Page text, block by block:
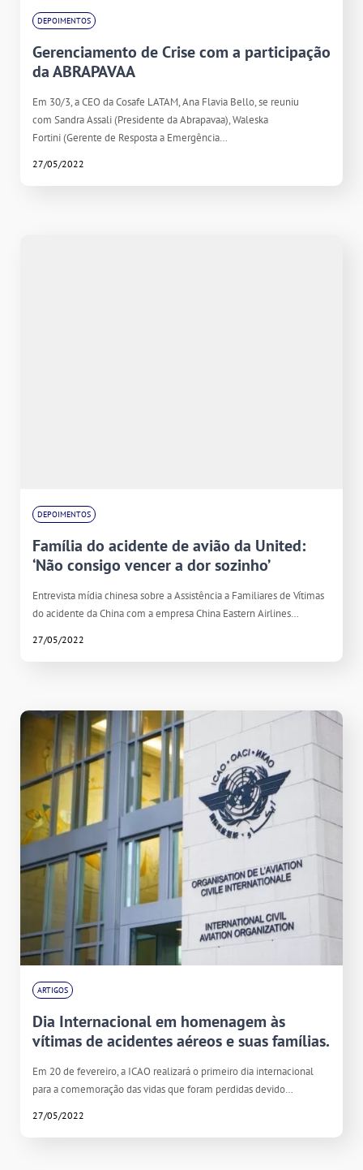
DEPOIMENTOS
Gerenciamento de Crise com a participação
da ABRAPAVAA
Em 30/3, a CEO da Cosafe LATAM, Ana Flavia Bello, se reuniu
com Sandra Assali (Presidente da Abrapavaa), Waleska
Fortini (Gerente de Resposta a Emergência…
27/05/2022
DEPOIMENTOS
Família do acidente de avião da United:
‘Não consigo vencer a dor sozinho’
Entrevista mídia chinesa sobre a Assistência a Familiares de Vítimas
do acidente da China com a empresa China Eastern Airlines…
27/05/2022
ARTIGOS
Dia Internacional em homenagem às
vítimas de acidentes aéreos e suas famílias.
Em 20 de fevereiro, a ICAO realizará o primeiro dia internacional
para a comemoração das vidas que foram perdidas devido…
27/05/2022